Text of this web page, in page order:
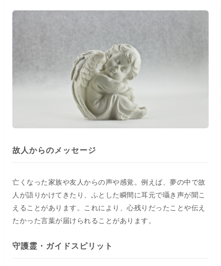
故人からのメッセージ
亡くなった家族や友人からの声や感覚。例えば、夢の中で故
人が語りかけてきたり、ふとした瞬間に耳元で囁き声が聞こ
えることがあります。これにより、心残りだったことや伝え
たかった言葉が届けられることがあります。
守護霊・ガイドスピリット